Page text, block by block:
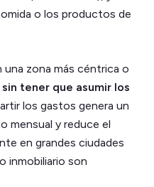
o los productos de
una zona más céntrica o
sin tener que asumir los
los gastos genera un
mensual y reduce el
en grandes ciudades
inmobiliario son